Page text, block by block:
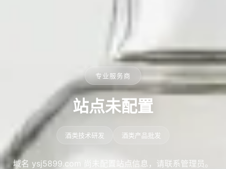
专业服务商
站点未配置
酒类技术研发 酒类产品批发
域名 ysj5899.com 尚未配置站点信息，请联系管理员。